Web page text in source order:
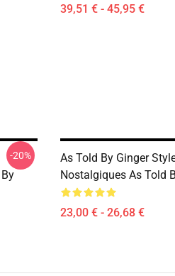
39,51 € - 45,95 €
-20%
As Told By Ginger
Nostalgiques As Told
23,00 € - 26,68 €